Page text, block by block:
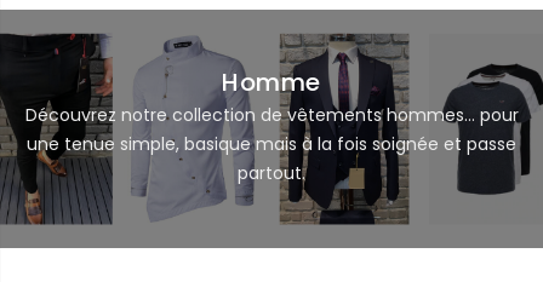
Homme
Découvrez notre collection de vêtements hommes… pour
une tenue simple, basique mais à la fois soignée et passe
partout.